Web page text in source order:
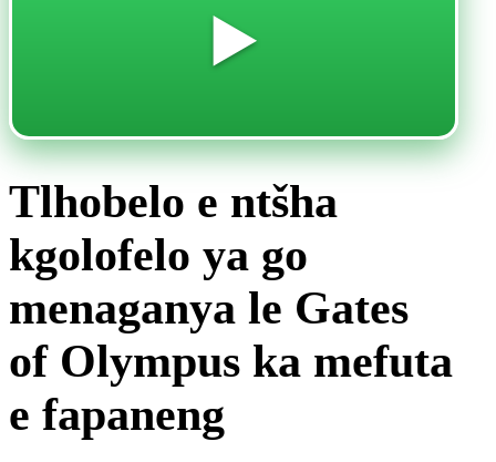
▶️
Tlhobelo e ntšha
kgolofelo ya go
menaganya le Gates
of Olympus ka mefuta
e fapaneng